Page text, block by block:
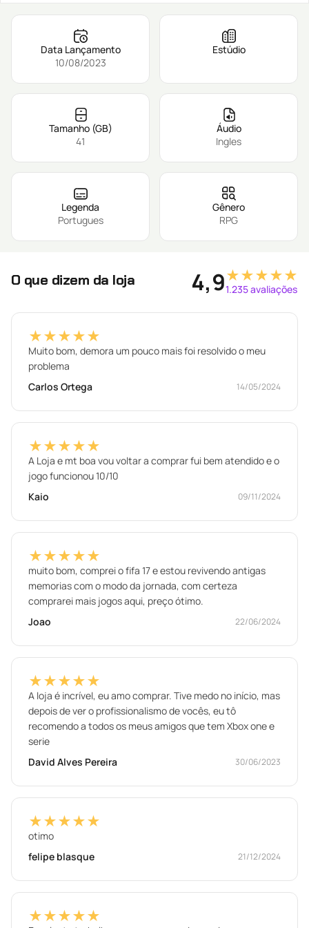
Data Lançamento
10/08/2023
Estúdio
Tamanho (GB)
41
Áudio
Ingles
Legenda
Portugues
Gênero
RPG
O que dizem da loja 4,9★★★★★
1.235 avaliações
★★★★★
Muito bom, demora um pouco mais foi resolvido o meu
problema
Carlos Ortega
14/05/2024
★★★★★
A Loja e mt boa vou voltar a comprar fui bem atendido e o
jogo funcionou 10/10
Kaio
09/11/2024
★★★★★
muito bom, comprei o fifa 17 e estou revivendo antigas
memorias com o modo da jornada, com certeza
comprarei mais jogos aqui, preço ótimo.
Joao
22/06/2024
★★★★★
A loja é incrível, eu amo comprar. Tive medo no início, mas
depois de ver o profissionalismo de vocês, eu tô
recomendo a todos os meus amigos que tem Xbox one e
serie
David Alves Pereira
30/06/2023
★★★★★
otimo
felipe blasque
21/12/2024
★★★★★